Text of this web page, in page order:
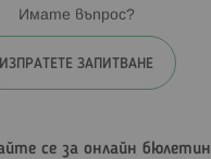
Имате въпрос?
ИЗПРАТЕТЕ ЗАПИТВАНЕ
се за онлайн бюлетин